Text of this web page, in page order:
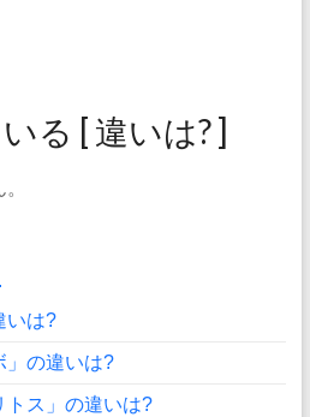
る [ 違いは? ]
いは?
」の違いは?
トス」の違いは?